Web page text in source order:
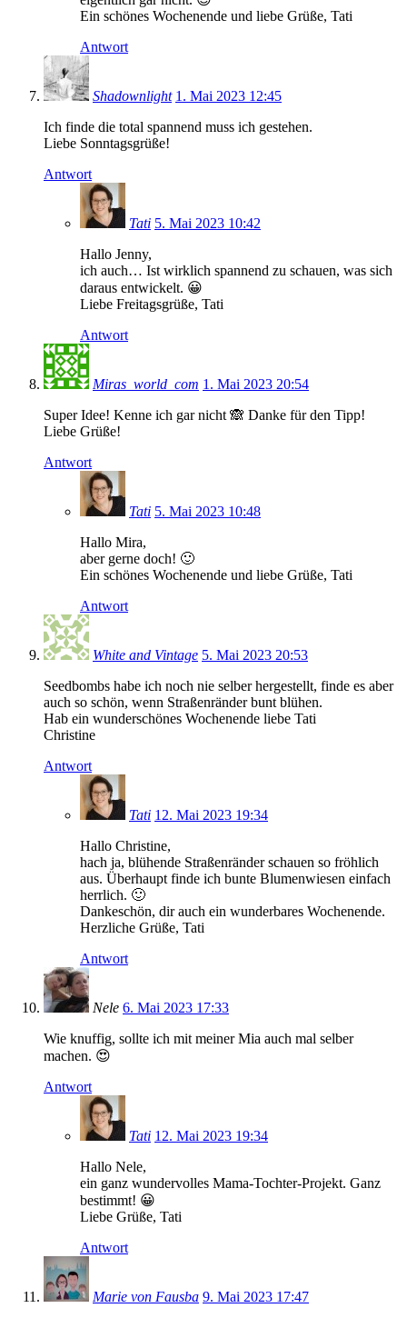
Ein schönes Wochenende und liebe Grüße, Tati
Antwort
Shadownlight 1. Mai 2023 12:45
Ich finde die total spannend muss ich gestehen.
Liebe Sonntagsgrüße!
Antwort
Tati 5. Mai 2023 10:42
Hallo Jenny,
ich auch… Ist wirklich spannend zu schauen, was sich
daraus entwickelt. 😀
Liebe Freitagsgrüße, Tati
Antwort
Miras_world_com 1. Mai 2023 20:54
Super Idee! Kenne ich gar nicht 🙈 Danke für den Tipp!
Liebe Grüße!
Antwort
Tati 5. Mai 2023 10:48
Hallo Mira,
aber gerne doch! 🙂
Ein schönes Wochenende und liebe Grüße, Tati
Antwort
White and Vintage 5. Mai 2023 20:53
Seedbombs habe ich noch nie selber hergestellt, finde es aber
auch so schön, wenn Straßenränder bunt blühen.
Hab ein wunderschönes Wochenende liebe Tati
Christine
Antwort
Tati 12. Mai 2023 19:34
Hallo Christine,
hach ja, blühende Straßenränder schauen so fröhlich
aus. Überhaupt finde ich bunte Blumenwiesen einfach
herrlich. 🙂
Dankeschön, dir auch ein wunderbares Wochenende.
Herzliche Grüße, Tati
Antwort
Nele 6. Mai 2023 17:33
Wie knuffig, sollte ich mit meiner Mia auch mal selber
machen. 😍
Antwort
Tati 12. Mai 2023 19:34
Hallo Nele,
ein ganz wundervolles Mama-Tochter-Projekt. Ganz
bestimmt! 😀
Liebe Grüße, Tati
Antwort
Marie von Fausba 9. Mai 2023 17:47